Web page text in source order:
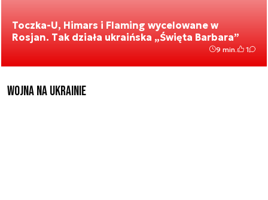
Toczka-U, Himars i Flaming wycelowane w
Rosjan. Tak działa ukraińska „Święta Barbara”
9 min. 1
Wojna na Ukrainie